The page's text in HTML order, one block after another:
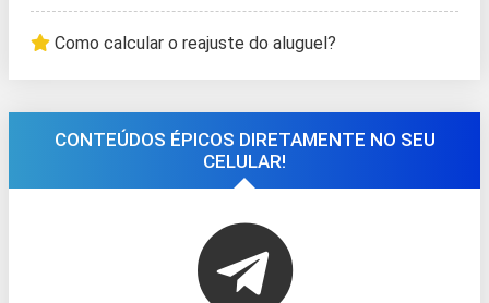
Como calcular o reajuste do aluguel?
CONTEÚDOS ÉPICOS DIRETAMENTE NO SEU
CELULAR!